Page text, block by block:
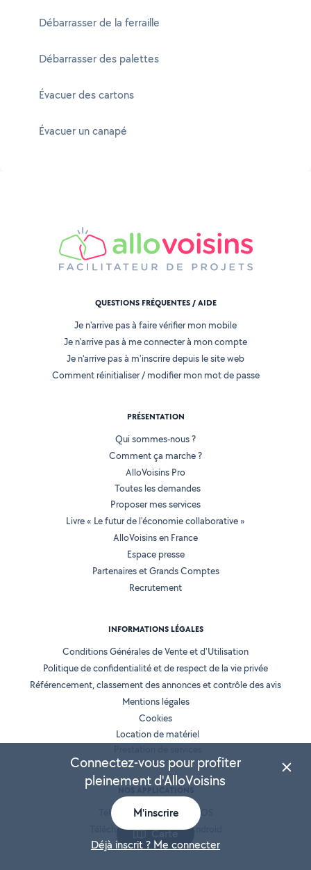
Débarrasser de la ferraille
Débarrasser des palettes
Évacuer des cartons
Évacuer un canapé
Carte
QUESTIONS FRÉQUENTES / AIDE
Je n'arrive pas à faire vérifier mon mobile
Je n'arrive pas à me connecter à mon compte
Je n'arrive pas à m'inscrire depuis le site web
Comment réinitialiser / modifier mon mot de passe
PRÉSENTATION
Qui sommes-nous ?
Comment ça marche ?
AlloVoisins Pro
Toutes les demandes
Proposer mes services
Livre « Le futur de l'économie collaborative »
AlloVoisins en France
Espace presse
Partenaires et Grands Comptes
Recrutement
INFORMATIONS LÉGALES
Conditions Générales de Vente et d'Utilisation
Politique de confidentialité et de respect de la vie privée
Référencement, classement des annonces et contrôle des avis
Mentions légales
Cookies
Location de matériel
Télécharger l’application iOS
Télécharger l’application Android
Connectez-vous pour profiter
pleinement d'AlloVoisins
M'inscrire
Déjà inscrit ? Me connecter